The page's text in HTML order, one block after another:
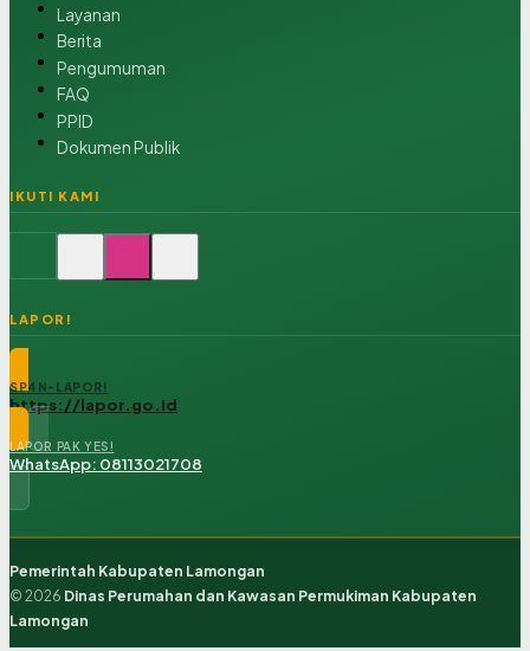
Layanan
Berita
Pengumuman
FAQ
PPID
Dokumen Publik
IKUTI KAMI
LAPOR!
SP4N-LAPOR!
https://lapor.go.id
LAPOR PAK YES!
WhatsApp: 08113021708
Pemerintah Kabupaten Lamongan
© 2026 Dinas Perumahan dan Kawasan Permukiman Kabupaten
Lamongan